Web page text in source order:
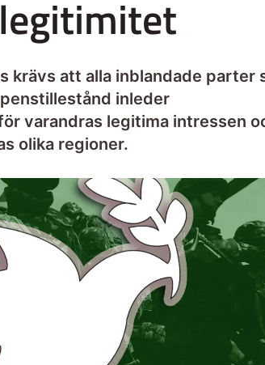
krävs att alla inblandade parter
inleder
varandras legitima intressen
olika regioner.